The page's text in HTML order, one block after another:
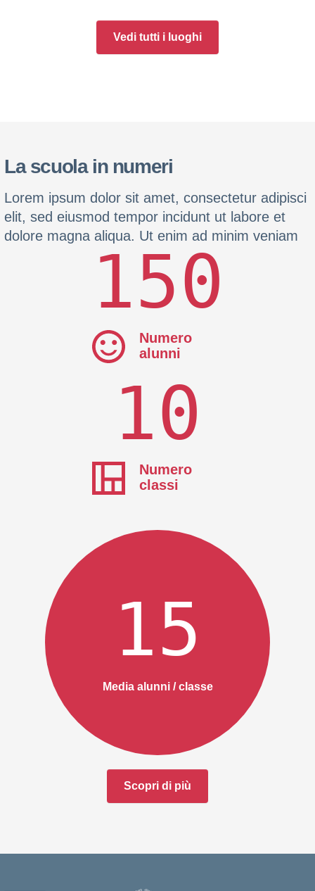
Vedi tutti i luoghi
La scuola in numeri
Lorem ipsum dolor sit amet, consectetur adipisci
elit, sed eiusmod tempor incidunt ut labore et
dolore magna aliqua. Ut enim ad minim veniam
150
Numero
alunni
10
Numero
classi
15
Media alunni / classe
Scopri di più